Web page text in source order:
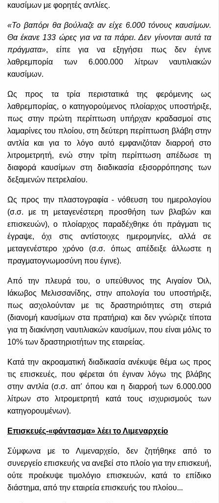
καυσίμων με φορητές αντλίες.
«Το βαπόρι θα βούλιαζε αν είχε 6.000 τόνους καυσίμων.
Θα έκανε 133 ώρες για να τα πάρει. Δεν γίνονται αυτά τα
πράγματα», είπε για να εξηγήσει πως δεν έγινε
λαθρεμπορία των 6.000.000 λίτρων ναυτιλιακών
καυσίμων.
Ως προς τα τρία περιστατικά της φερόμενης ως
λαθρεμπορίας, ο κατηγορούμενος πλοίαρχος υποστήριξε,
πως στην πρώτη περίπτωση υπήρχαν κραδασμοί στις
λαμαρίνες του πλοίου, στη δεύτερη περίπτωση βλάβη στην
αντλία και για το λόγο αυτό εμφανιζόταν διαρροή στο
λιτρομετρητή, ενώ στην τρίτη περίπτωση απέδωσε τη
διαφορά καυσίμων στη διαδικασία εξισορρόπησης των
δεξαμενών πετρελαίου.
Ως προς την πλαστογραφία - νόθευση του ημερολογίου
(σ.σ. με τη μεταγενέστερη προσθήση των βλαβών και
επισκευών), ο πλοίαρχος παραδέχθηκε ότι πράγματι τις
έγραψε, όχι στις αντίστοιχες ημερομηνίες, αλλά σε
μεταγενέστερο χρόνο (σ.σ. όπως απέδειξε άλλωστε η
πραγματογνωμοσύνη που έγινε).
Από την πλευρά του, ο υπεύθυνος της Αιγαίον Όιλ,
Ιάκωβος Μελισσανίδης, στην απολογία του υποστήριξε,
πως ασχολούνταν με τις δραστηριότητες στη στεριά
(διανομή καυσίμων στα πρατήρια) και δεν γνώριζε τίποτα
για τη διακίνηση ναυτιλιακών καυσίμων, που είναι μόλις το
10% των δραστηριοτήτων της εταιρείας.
Κατά την ακροαματική διαδικασία ανέκυψε θέμα ως προς
τις επισκευές, που φέρεται ότι έγιναν λόγω της βλάβης
στην αντλία (σ.σ. απ' όπου και η διαρροή των 6.000.000
λίτρων στο λιτρομετρητή κατά τους ισχυρισμούς των
κατηγορουμένων).
Επισκευές-«φάντασμα» λέει το Λιμεναρχείο
Σύμφωνα με το Λιμεναρχείο, δεν ζητήθηκε από το
συνεργείο επισκευής να ανεβεί στο πλοίο για την επισκευή,
ούτε προέκυψε τιμολόγιο επισκευών, κατά το επίδικο
διάστημα, από την εταιρεία επισκευής του πλοίου...